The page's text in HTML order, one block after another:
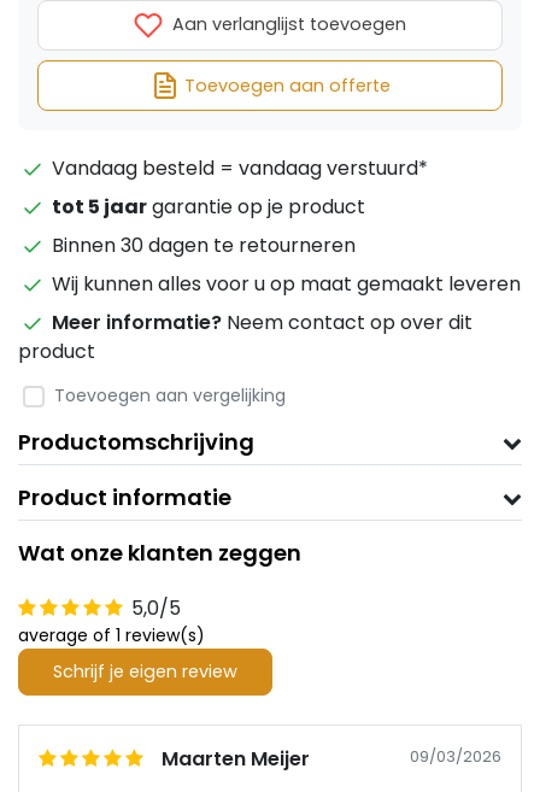
Aan verlanglijst toevoegen
Toevoegen aan offerte
Vandaag besteld = vandaag verstuurd*
tot 5 jaargarantie op je product
Binnen 30 dagen te retourneren
Wij kunnen alles voor u op maat gemaakt leveren
Meer informatie? Neem contact op over dit
product
Toevoegen aan vergelijking
Productomschrijving
Product informatie
Wat onze klanten zeggen
5,0/5
average of 1 review(s)
Schrijf je eigen review
Maarten Meijer 09/03/2026